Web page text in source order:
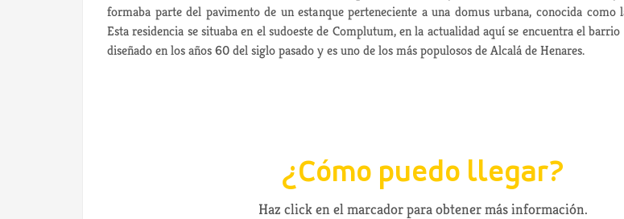
formaba parte del pavimento de un estanque perteneciente a una domus urbana, conocida como
Esta residencia se situaba en el sudoeste de Complutum, en la actualidad aquí se encuentra el barrio
diseñado en los años 60 del siglo pasado y es uno de los más populosos de Alcalá de Henares.
¿Cómo puedo llegar?
Haz click en el marcador para obtener más información.